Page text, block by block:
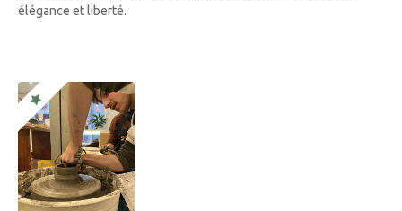
élégance et liberté.